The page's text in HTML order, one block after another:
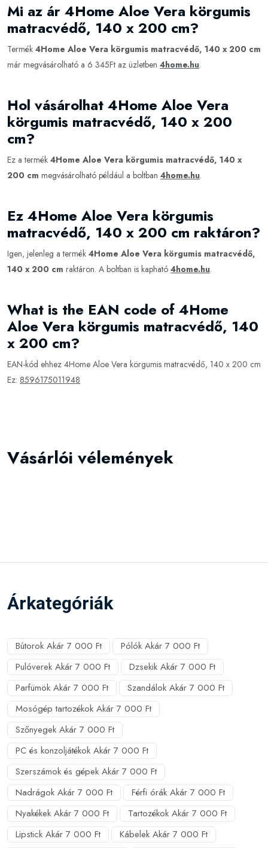
Mi az ár 4Home Aloe Vera körgumis
matracvédő, 140 x 200 cm?
Termék 4Home Aloe Vera körgumis matracvédő, 140 x 200 cm
már megvásárolható a 6 345Ft az üzletben 4home.hu.
Hol vásárolhat 4Home Aloe Vera
körgumis matracvédő, 140 x 200
cm?
Ez a termék 4Home Aloe Vera körgumis matracvédő, 140 x
200 cm megvásárolható például a boltban 4home.hu.
Ez 4Home Aloe Vera körgumis
matracvédő, 140 x 200 cm raktáron?
Igen, jelenleg a termék 4Home Aloe Vera körgumis matracvédő,
140 x 200 cm raktáron. A boltban is kapható 4home.hu.
What is the EAN code of 4Home
Aloe Vera körgumis matracvédő, 140
x 200 cm?
EAN-kód ehhez 4Home Aloe Vera körgumis matracvédő, 140 x 200 cm
Ez: 8596175011948
Vásárlói vélemények
Árkategóriák
Bútorok Akár 7 000 Ft
Pólók Akár 7 000 Ft
Pulóverek Akár 7 000 Ft
Dzsekik Akár 7 000 Ft
Parfümök Akár 7 000 Ft
Szandálok Akár 7 000 Ft
Mosógép tartozékok Akár 7 000 Ft
Szőnyegek Akár 7 000 Ft
PC és konzoljátékok Akár 7 000 Ft
Szerszámok és gépek Akár 7 000 Ft
Nadrágok Akár 7 000 Ft
Férfi órák Akár 7 000 Ft
Nyakékek Akár 7 000 Ft
Tartozékok Akár 7 000 Ft
Lipstick Akár 7 000 Ft
Kábelek Akár 7 000 Ft